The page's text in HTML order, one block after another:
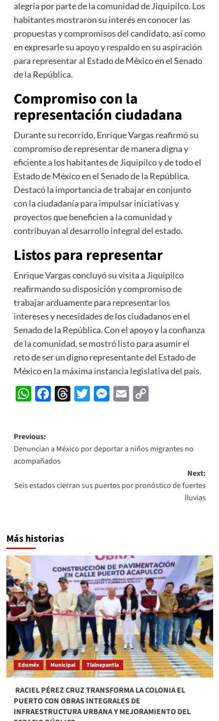
alegría por parte de la comunidad de Jiquipilco. Los
habitantes mostraron su interés en conocer las
propuestas y compromisos del candidato, así como
en expresarle su apoyo y respaldo en su aspiración
para representar al Estado de México en el Senado
de la República.
Compromiso con la
representación ciudadana
Durante su recorrido, Enrique Vargas reafirmó su
compromiso de representar de manera digna y
eficiente a los habitantes de Jiquipilco y de todo el
Estado de México en el Senado de la República.
Destacó la importancia de trabajar en conjunto
con la ciudadanía para impulsar iniciativas y
proyectos que beneficien a la comunidad y
contribuyan al desarrollo integral del estado.
Listos para representar
Enrique Vargas concluyó su visita a Jiquipilco
reafirmando su disposición y compromiso de
trabajar arduamente para representar los
intereses y necesidades de los ciudadanos en el
Senado de la República. Con el apoyo y la confianza
de la comunidad, se mostró listo para asumir el
reto de ser un digno representante del Estado de
México en la máxima instancia legislativa del país.
WhatsApp
Facebook
Threads
Twitter
Messenger
EmailCopy
Post
navigation
Previous:
Denuncian a México por deportar a niños migrantes no
acompañados
Next:
Seis estados cierran sus puertos por pronóstico de fuertes
lluvias
Más historias
Edoméx Municipal Tlalnepantla
​ RACIEL PÉREZ CRUZ TRANSFORMA LA COLONIA EL
PUERTO CON OBRAS INTEGRALES DE
INFRAESTRUCTURA URBANA Y MEJORAMIENTO DEL